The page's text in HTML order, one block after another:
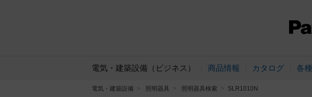
電気・建築設備（ビジネス） 商品情報 カタログ 各
電気・建築設備 照明器具 照明器具検索 SLR1010N